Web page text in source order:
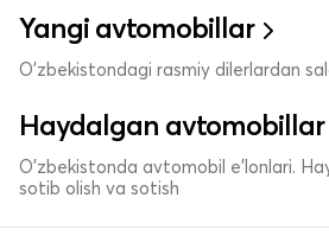
Yangi avtomobillar
O'zbekistondagi rasmiy dilerlardan
Haydalgan avtomobillar
O'zbekistonda avtomobil e’lonlari.
sotib olish va sotish